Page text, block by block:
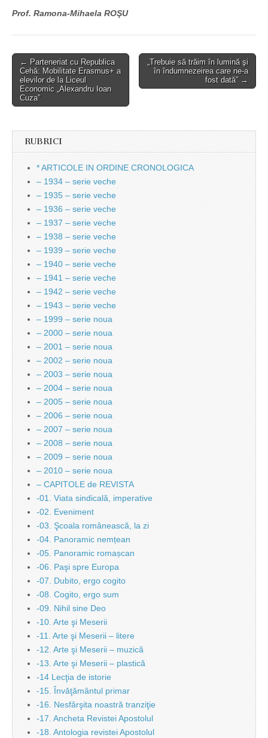
Prof. Ramona-Mihaela ROŞU
Post
navigation
← Parteneriat cu Republica
Cehă: Mobilitate Erasmus+ a
elevilor de la Liceul
Economic „Alexandru Ioan
Cuza”
„Trebuie să trăim în lumină şi
în îndumnezeirea care ne-a
fost dată” →
RUBRICI
* ARTICOLE IN ORDINE CRONOLOGICA
– 1934 – serie veche
– 1935 – serie veche
– 1936 – serie veche
– 1937 – serie veche
– 1938 – serie veche
– 1939 – serie veche
– 1940 – serie veche
– 1941 – serie veche
– 1942 – serie veche
– 1943 – serie veche
– 1999 – serie noua
– 2000 – serie noua
– 2001 – serie noua
– 2002 – serie noua
– 2003 – serie noua
– 2004 – serie noua
– 2005 – serie noua
– 2006 – serie noua
– 2007 – serie noua
– 2008 – serie noua
– 2009 – serie noua
– 2010 – serie noua
– CAPITOLE de REVISTA
-01. Viata sindicală, imperative
-02. Eveniment
-03. Şcoala românească, la zi
-04. Panoramic nemțean
-05. Panoramic romașcan
-06. Paşi spre Europa
-07. Dubito, ergo cogito
-08. Cogito, ergo sum
-09. Nihil sine Deo
-10. Arte şi Meserii
-11. Arte şi Meserii – litere
-12. Arte şi Meserii – muzică
-13. Arte şi Meserii – plastică
-14 Lecţia de istorie
-15. Învăţământul primar
-16. Nesfârşita noastră tranziţie
-17. Ancheta Revistei Apostolul
-18. Antologia revistei Apostolul